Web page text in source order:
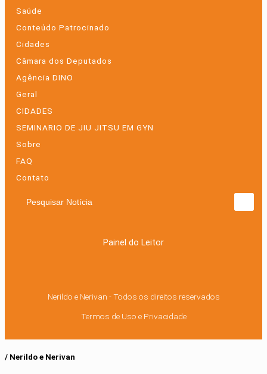
Saúde
Conteúdo Patrocinado
Cidades
Câmara dos Deputados
Agência DINO
Geral
CIDADES
SEMINARIO DE JIU JITSU EM GYN
Sobre
FAQ
Contato
Pesquisar Notícia
Painel do Leitor
Nerildo e Nerivan - Todos os direitos reservados
Termos de Uso e Privacidade
/ Nerildo e Nerivan